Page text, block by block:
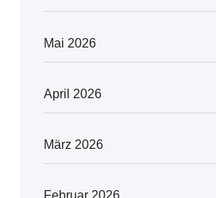
Mai 2026
April 2026
März 2026
Februar 2026